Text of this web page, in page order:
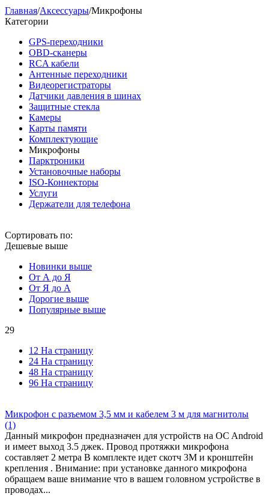
Главная/Аксессуары/Микрофоны
Категории
GPS-переходники
OBD-сканеры
RCA кабели
Антенные переходники
Видеорегистраторы
Датчики давления в шинах
Защитные стекла
Камеры
Карты памяти
Комплектующие
Микрофоны
Парктроники
Установочные наборы
ISO-Коннекторы
Услуги
Держатели для телефона
Сортировать по:
Дешевые выше
Новинки выше
От А до Я
От Я до А
Дорогие выше
Популярные выше
29
12 На страницу
24 На страницу
48 На страницу
96 На страницу
Микрофон с разъемом 3,5 мм и кабелем 3 м для магнитолы
(1)
Данный микрофон предназначен для устройств на OC Android
и имеет выход 3.5 джек. Провод протяжки микрофона
составляет 2 метра В комплекте идет скотч 3М и кронштейн
крепления . Внимание: при установке данного микрофона
обращаем ваше внимание что в вашем головном устройстве в
проводах...